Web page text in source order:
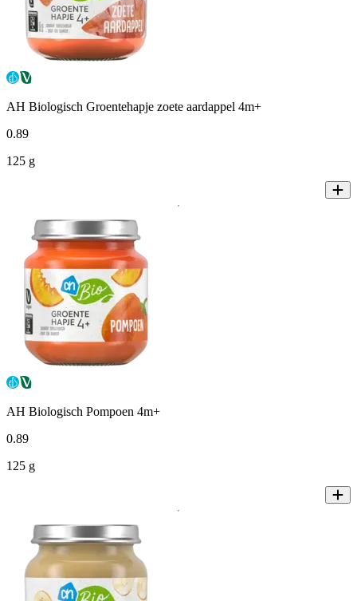
AH Biologisch Groentehapje zoete aardappel 4m+
0.89
125 g
AH Biologisch Pompoen 4m+
0.89
125 g